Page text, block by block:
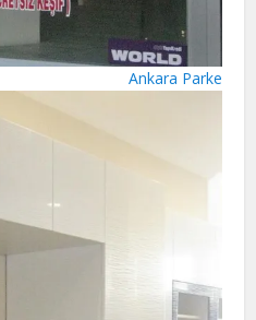
Ankara Parke